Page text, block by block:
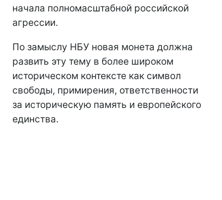
начала полномасштабной российской
агрессии.
По замыслу НБУ новая монета должна
развить эту тему в более широком
историческом контексте как символ
свободы, примирения, ответственности
за историческую память и европейского
единства.